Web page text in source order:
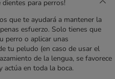
para perros!
que te ayudará a mantener la
esfuerzo. Solo tienes que
perro o aplicar unas
tu peludo (en caso de usar el
de la lengua, se favorece
actúa en toda la boca.